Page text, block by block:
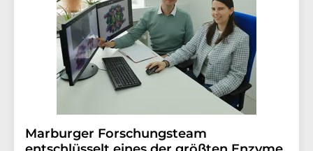
Marburger Forschungsteam